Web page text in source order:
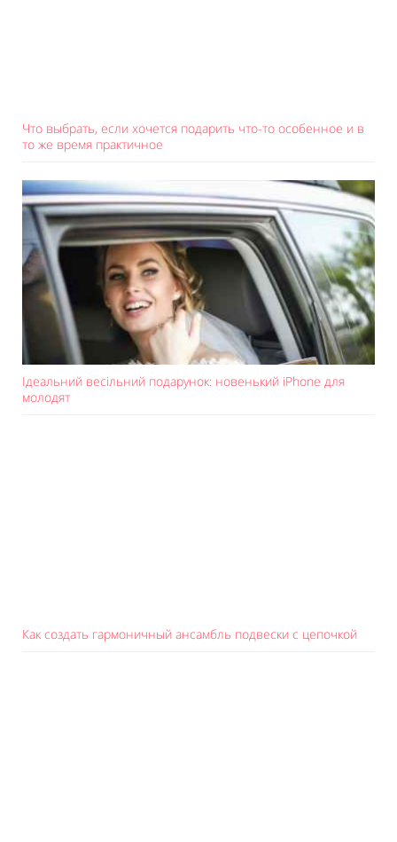
Что выбрать, если хочется подарить что-то особенное и в
то же время практичное
Ідеальний весільний подарунок: новенький iPhone для
молодят
Как создать гармоничный ансамбль подвески с цепочкой